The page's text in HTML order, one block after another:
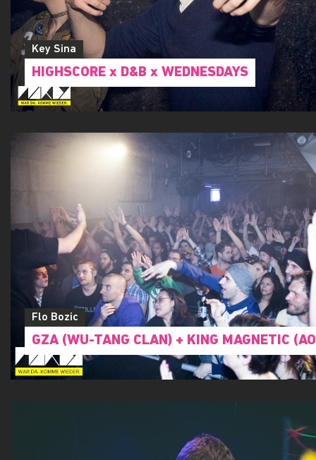
Key Sina
HIGHSCORE x D&B x WEDNESDAYS
Flo Bozic
GZA (WU-TANG CLAN) + KING MAGNETIC